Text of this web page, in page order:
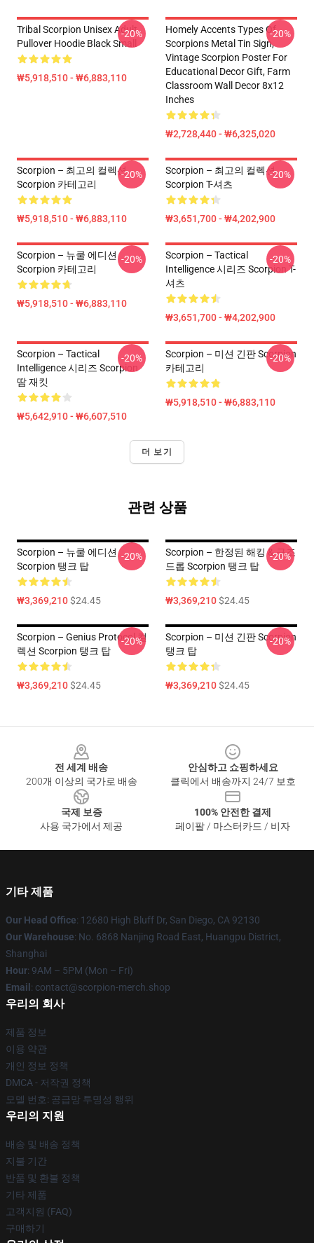
Tribal Scorpion Unisex Adult
Pullover Hoodie Black Small
₩5,918,510 - ₩6,883,110
-20%
Homely Accents Types Of
Scorpions Metal Tin Sign,
Vintage Scorpion Poster For
Educational Decor Gift, Farm
Classroom Wall Decor 8x12
Inches
₩2,728,440 - ₩6,325,020
-20%
Scorpion – 최고의 컬렉션
Scorpion 카테고리
₩5,918,510 - ₩6,883,110
-20%
Scorpion – 최고의 컬렉션
Scorpion T-셔츠
₩3,651,700 - ₩4,202,900
-20%
Scorpion – 뉴쿨 에디션
Scorpion 카테고리
₩5,918,510 - ₩6,883,110
-20%
Scorpion – Tactical
Intelligence 시리즈 Scorpion T-
셔츠
₩3,651,700 - ₩4,202,900
-20%
Scorpion – Tactical
Intelligence 시리즈 Scorpion
땀 재킷
₩5,642,910 - ₩6,607,510
-20%
Scorpion – 미션 긴판 Scorpion
카테고리
₩5,918,510 - ₩6,883,110
-20%
더 보기
관련 상품
Scorpion – 뉴쿨 에디션
Scorpion 탱크 탑
₩3,369,210$24.45
-20%
Scorpion – 한정된 해킹 & 구조
드롭 Scorpion 탱크 탑
₩3,369,210$24.45
-20%
Scorpion – Genius Protocol 컬
렉션 Scorpion 탱크 탑
₩3,369,210$24.45
-20%
Scorpion – 미션 긴판 Scorpion
탱크 탑
₩3,369,210$24.45
-20%
전 세계 배송
200개 이상의 국가로 배송
안심하고 쇼핑하세요
클릭에서 배송까지 24/7 보호
국제 보증
사용 국가에서 제공
100% 안전한 결제
페이팔 / 마스터카드 / 비자
기타 제품
Our Head Office: 12680 High Bluff Dr, San Diego, CA 92130
Our Warehouse: No. 6868 Nanjing Road East, Huangpu District,
Shanghai
Hour: 9AM – 5PM (Mon – Fri)
Email : contact@scorpion-merch.shop
우리의 회사
제품 정보
이용 약관
개인 정보 정책
DMCA - 저작권 정책
모델 번호: 공급망 투명성 행위
우리의 지원
배송 및 배송 정책
지불 기간
반품 및 환불 정책
기타 제품
고객지원 (FAQ)
구매하기